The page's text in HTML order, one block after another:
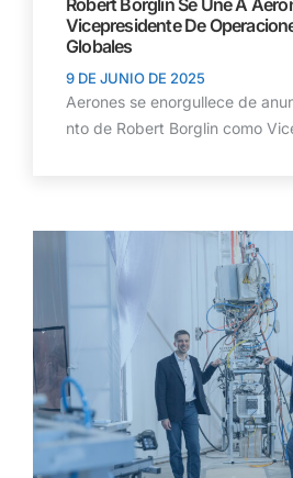
Robert Borglin Se Une A
Vicepresidente De
Globales
9 DE JUNIO DE 2025
Aerones se enorgullece de
nto de Robert Borglin como